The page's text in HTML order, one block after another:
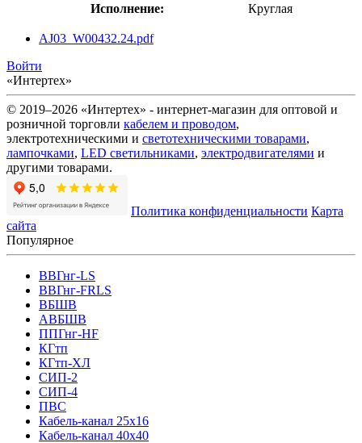
Исполнение:
Круглая
AJ03_W00432.24.pdf
Войти
«Интертех»
© 2019–2026 «Интертех» - интернет-магазин для оптовой и
розничной торговли кабелем и проводом,
электротехническими и светотехническими товарами,
лампочками, LED светильниками, электродвигателями и
другими товарами.
Политика конфиденциальности Карта
сайта
Популярное
ВВГнг-LS
ВВГнг-FRLS
ВБШВ
АВБШВ
ППГнг-HF
КГтп
КГтп-ХЛ
СИП-2
СИП-4
ПВС
Кабель-канал 25х16
Кабель-канал 40х40